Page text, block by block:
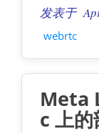
发表于
webrtc
Meta
c 上